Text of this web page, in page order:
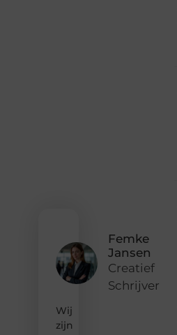
Femke
Jansen
Creatief
Schrijver
Wij
zijn